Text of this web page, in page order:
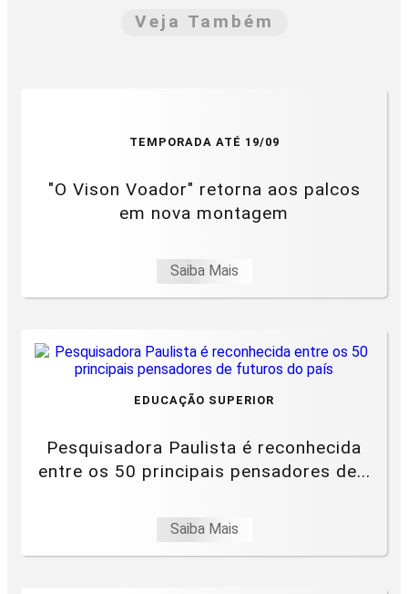
Veja Também
TEMPORADA ATÉ 19/09
"O Vison Voador" retorna aos palcos
em nova montagem
Saiba Mais
EDUCAÇÃO SUPERIOR
Pesquisadora Paulista é reconhecida
entre os 50 principais pensadores de...
Saiba Mais